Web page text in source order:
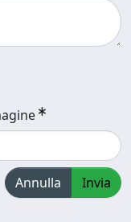
Annulla Invia